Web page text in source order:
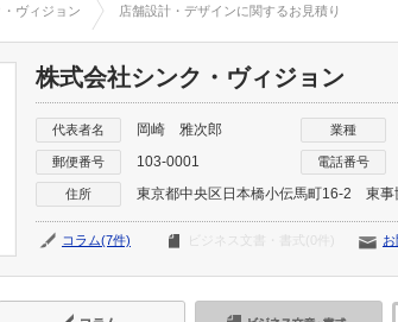
ヴィジョン 店舗設計・デザインに関するお見積り
株式会社シンク・ヴィジョン
代表者名 岡崎 雅次郎 業種
郵便番号 103-0001 電話番号
住所 東京都中央区日本橋小伝馬町16-2 東事
コラム(7件) ビジネス文書・書式(0件)